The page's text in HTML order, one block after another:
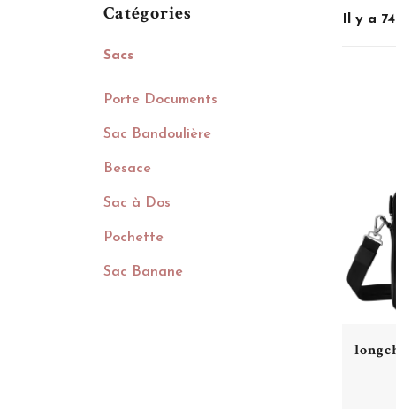
Catégories
Sacs
Porte Documents
Sac Bandoulière
Besace
Sac à Dos
Pochette
Sac Banane
Il y a